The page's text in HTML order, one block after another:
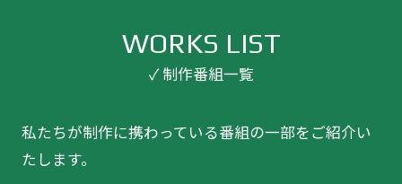
WORKS LIST
✓ 制作番組一覧
私たちが制作に携わっている番組の一部をご紹介い
たします。